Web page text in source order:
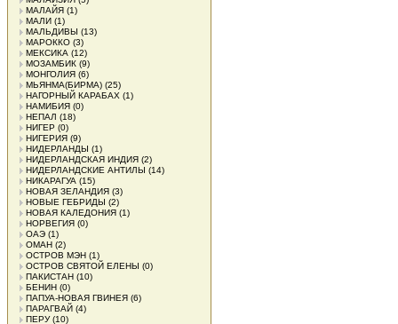
МАЛАЙЯ (1)
МАЛИ (1)
МАЛЬДИВЫ (13)
МАРОККО (3)
МЕКСИКА (12)
МОЗАМБИК (9)
МОНГОЛИЯ (6)
МЬЯНМА(БИРМА) (25)
НАГОРНЫЙ КАРАБАХ (1)
НАМИБИЯ (0)
НЕПАЛ (18)
НИГЕР (0)
НИГЕРИЯ (9)
НИДЕРЛАНДЫ (1)
НИДЕРЛАНДСКАЯ ИНДИЯ (2)
НИДЕРЛАНДСКИЕ АНТИЛЫ (14)
НИКАРАГУА (15)
НОВАЯ ЗЕЛАНДИЯ (3)
НОВЫЕ ГЕБРИДЫ (2)
НОВАЯ КАЛЕДОНИЯ (1)
НОРВЕГИЯ (0)
ОАЭ (1)
ОМАН (2)
ОСТРОВ МЭН (1)
ОСТРОВ СВЯТОЙ ЕЛЕНЫ (0)
ПАКИСТАН (10)
БЕНИН (0)
ПАПУА-НОВАЯ ГВИНЕЯ (6)
ПАРАГВАЙ (4)
ПЕРУ(10)